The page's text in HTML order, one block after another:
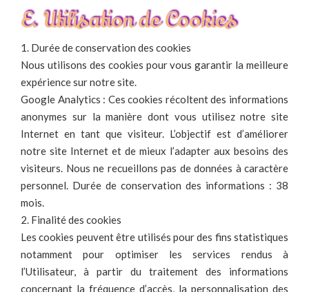
E. Utilisation de Cookies
1. Durée de conservation des cookies
Nous utilisons des cookies pour vous garantir la meilleure
expérience sur notre site.
Google Analytics : Ces cookies récoltent des informations
anonymes sur la manière dont vous utilisez notre site
Internet en tant que visiteur. L’objectif est d’améliorer
notre site Internet et de mieux l’adapter aux besoins des
visiteurs. Nous ne recueillons pas de données à caractère
personnel. Durée de conservation des informations : 38
mois.
2. Finalité des cookies
Les cookies peuvent être utilisés pour des fins statistiques
notamment pour optimiser les services rendus à
l’Utilisateur, à partir du traitement des informations
concernant la fréquence d’accès, la personnalisation des